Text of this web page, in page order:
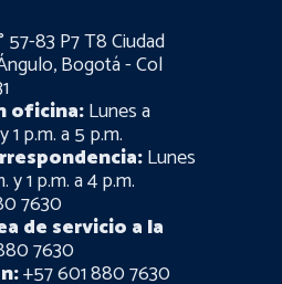
57-83 P7 T8 Ciudad
Bogotá - Col
oficina:Lunes a
1 p.m. a 5 p.m.
Lunes
y 1 p.m. a 4 p.m.
7630
de servicio a la
7630
+57 601 880 7630